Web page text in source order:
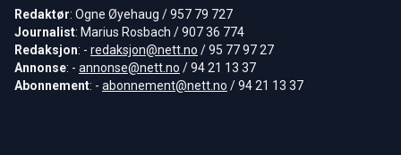
Redaktør: Ogne Øyehaug / 957 79 727
Journalist: Marius Rosbach / 907 36 774
Redaksjon: - redaksjon@nett.no / 95 77 97 27
Annonse: - annonse@nett.no / 94 21 13 37
Abonnement: - abonnement@nett.no / 94 21 13 37